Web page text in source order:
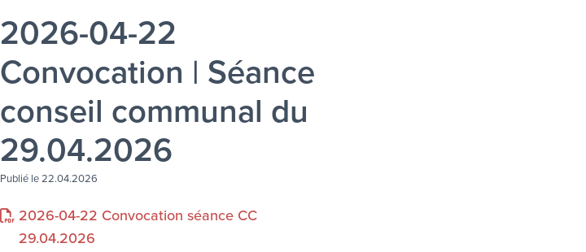
2026-04-22
Convocation | Séance
conseil communal du
29.04.2026
Publié le 22.04.2026
2026-04-22 Convocation séance CC
29.04.2026